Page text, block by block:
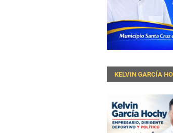
KELVIN GARCÍA